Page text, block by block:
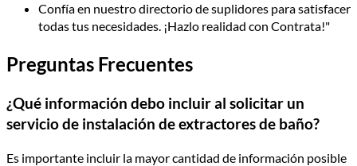
Confía en nuestro directorio de suplidores para satisfacer
todas tus necesidades. ¡Hazlo realidad con Contrata!"
Preguntas Frecuentes
¿Qué información debo incluir al solicitar un
servicio de instalación de extractores de baño?
Es importante incluir la mayor cantidad de información posible